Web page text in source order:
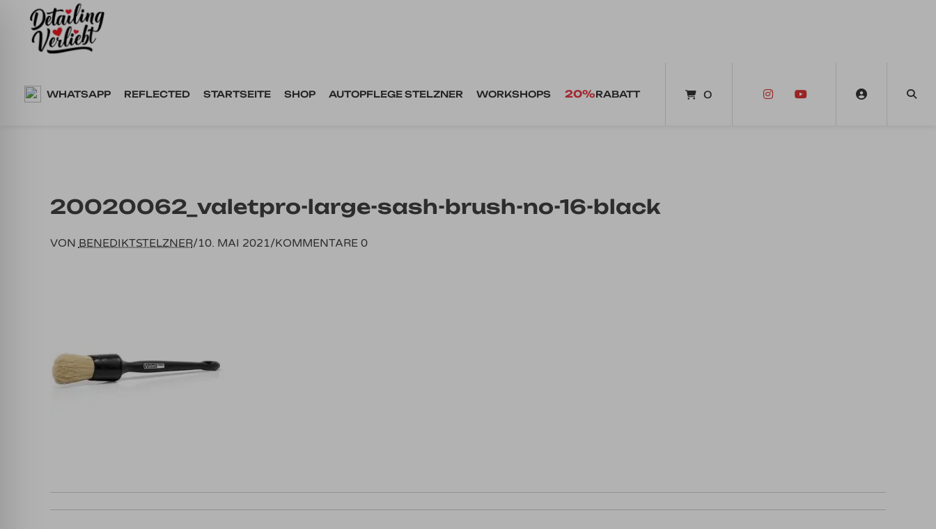
Springe
WHATSAPP REFLECTED STARTSEITE SHOP AUTOPFLEGE STELZNER WORKSHOPS 20%RABATT 0
20020062_valetpro-large-sash-brush-no-16-black
VON BENEDIKTSTELZNER/10. MAI 2021/KOMMENTARE 0